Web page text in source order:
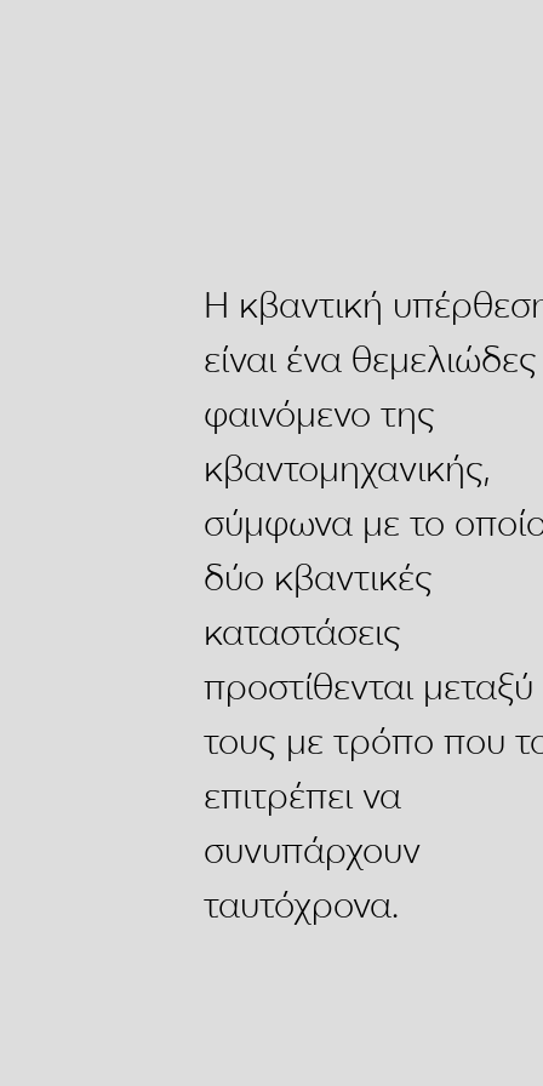
Η κβαντική
είναι ένα θεμελιώδες
φαινόμενο της
κβαντομηχανικής,
σύμφωνα με το
δύο κβαντικές
καταστάσεις
προστίθενται μεταξύ
τους με τρόπο που
επιτρέπει να
συνυπάρχουν
ταυτόχρονα.